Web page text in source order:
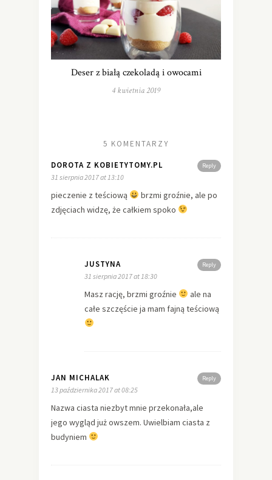
Deser z białą czekoladą i owocami
4 kwietnia 2019
5 KOMENTARZY
Reply
DOROTA Z KOBIETYTOMY.PL
31 sierpnia 2017 at 13:10
pieczenie z teściową
brzmi groźnie, ale po
zdjęciach widzę, że całkiem spoko
Reply
JUSTYNA
31 sierpnia 2017 at 18:30
Masz rację, brzmi groźnie
ale na
całe szczęście ja mam fajną teściową
Reply
JAN MICHALAK
13 października 2017 at 08:25
Nazwa ciasta niezbyt mnie przekonała,ale
jego wygląd już owszem. Uwielbiam ciasta z
budyniem